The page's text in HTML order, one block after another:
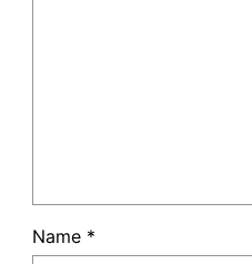
Name *